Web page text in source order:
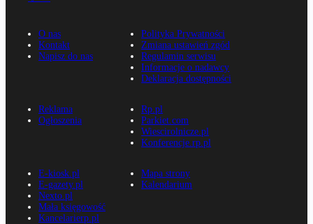
O nas
Kontakt
Napisz do nas
Polityka Prywatności
Zmiana ustawień zgód
Regulamin serwisu
Informacje o nadawcy
Deklaracja dostępności
Reklama
Ogłoszenia
Rp.pl
Parkiet.com
Wiescirolnicze.pl
Konferencje.rp.pl
E-kiosk.pl
E-gazety.pl
Nexto.pl
Mała księgowość
Kancelarierp.pl
Mapa strony
Kalendarium